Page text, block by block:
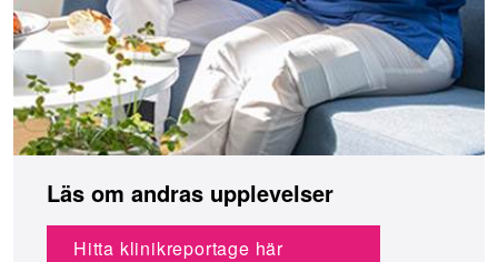
Läs om andras upplevelser
Hitta klinikreportage här